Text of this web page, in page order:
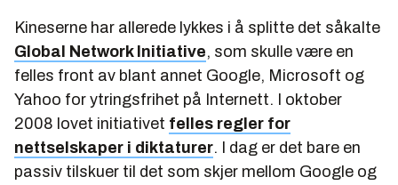
Kineserne har allerede lykkes i å splitte det såkalte
Global Network Initiative, som skulle være en
felles front av blant annet Google, Microsoft og
Yahoo for ytringsfrihet på Internett. I oktober
2008 lovet initiativet felles regler for
nettselskaper i diktaturer. I dag er det bare en
passiv tilskuer til det som skjer mellom Google og